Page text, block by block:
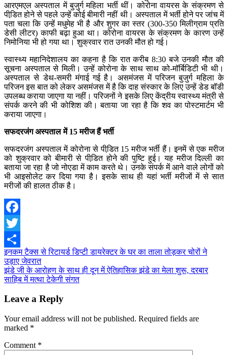
आरएमएल अस्पताल में बुजुर्ग महिला भर्ती थीं। कोरोना वायरस के संक्रमण से
पीडि़त होने से पहले उन्हें कोई बीमारी नहीं थी। अस्पताल में भर्ती होने पर जांच में
पता चला कि उन्हें मधुमेह भी है और शुगर का स्तर (300-350 मिलीग्राम प्रति
डेसी लीटर) काफी बढ़ा हुआ था। कोरोना वायरस के संक्रमण के कारण उन्हें
निमोनिया भी हो गया था। शुक्रवार रात उनकी मौत हो गई।
स्वास्थ्य महानिदेशालय का कहना है कि रात करीब 8:30 बजे उनकी मौत की
सूचना अस्पताल से मिली। उन्हें कोरोना के साथ साथ को-मॉर्बिडिटी भी थी।
अस्पताल से डेथ-समरी मंगाई गई है। असमंजस में परिजन बुजुर्ग महिला के
परिजन इस बात को लेकर असमंजस में है कि दाह संस्कार के लिए उन्हें डेड बॉडी
उपलब्ध कराया जाएगा या नहीं। परिजनों ने इसके लिए केंद्रीय स्वास्थ्य मंत्री से
संपर्क करने की भी कोशिश की। बताया जा रहा है कि शव का पोस्टमार्टम भी
कराया जाएगा।
सफदरजंग अस्पताल में 15 मरीज हैं भर्ती
सफदरजंग अस्पताल में कोरोना से पीडि़त 15 मरीज भर्ती हैं। इनमें से एक मरीज
को शुक्रवार को बीमारी से पीडि़त होने की पुष्टि हुई। यह मरीज दिल्ली का
बताया जा रहा है जो नोएडा में काम करते थे। उनके संपर्क में आने वाले लोगों को
भी आइसोलेट कर दिया गया है। इसके साथ ही यहां भर्ती मरीजों में से सात
मरीजों की हालत ठीक है।
Facebook
Twitter
Share
Post
navigation
इनकम टैक्स से रिटायर्ड डिप्टी डायरेक्टर के घर का ताला तोड़कर चोरों ने
उड़ाए जेवरात
झंडे जी के आरोहण के साथ ही दून में ऐतिहासिक झंडे का मेला शुरू, दरबार
साहिब में मत्था टेकेगी संगत
Leave a Reply
Your email address will not be published. Required fields are
marked *
Comment *